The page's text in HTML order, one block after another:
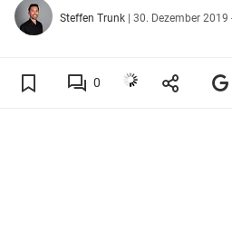
Steffen Trunk | 30. Dezember 2019
0